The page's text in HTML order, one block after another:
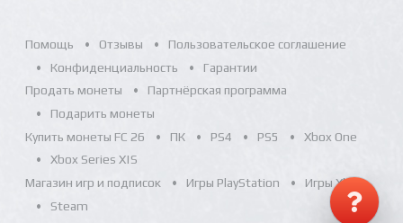
Помощь Отзывы
Пользовательское соглашение
Конфиденциальность
Гарантии
Продать монеты
Партнёрская программа
Подарить монеты
Купить монеты FC 26
ПК PS4 PS5
Xbox One
Xbox Series X|S
Магазин игр и подписок
Игры PlayStation
Игры Xbox
Steam